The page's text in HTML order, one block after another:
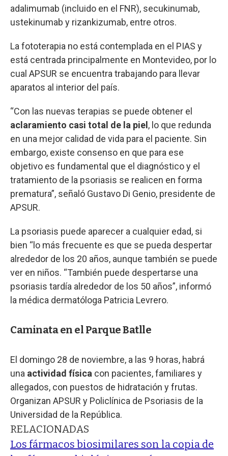
adalimumab (incluido en el FNR), secukinumab,
ustekinumab y rizankizumab, entre otros.
La fototerapia no está contemplada en el PIAS y
está centrada principalmente en Montevideo, por lo
cual APSUR se encuentra trabajando para llevar
aparatos al interior del país.
“Con las nuevas terapias se puede obtener el
aclaramiento casi total de la piel , lo que redunda
en una mejor calidad de vida para el paciente. Sin
embargo, existe consenso en que para ese
objetivo es fundamental que el diagnóstico y el
tratamiento de la psoriasis se realicen en forma
prematura”, señaló Gustavo Di Genio, presidente de
APSUR.
La psoriasis puede aparecer a cualquier edad, si
bien “lo más frecuente es que se pueda despertar
alrededor de los 20 años, aunque también se puede
ver en niños. “También puede despertarse una
psoriasis tardía alrededor de los 50 años”, informó
la médica dermatóloga Patricia Levrero.
Caminata en el Parque Batlle
El domingo 28 de noviembre, a las 9 horas, habrá
una actividad física con pacientes, familiares y
allegados, con puestos de hidratación y frutas.
Organizan APSUR y Policlínica de Psoriasis de la
Universidad de la República.
RELACIONADAS
Los fármacos biosimilares son la copia de